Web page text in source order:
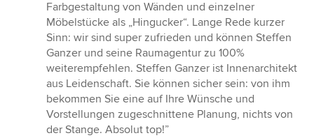
Farbgestaltung von Wänden und einzelner
Möbelstücke als „Hingucker“. Lange Rede kurzer
Sinn: wir sind super zufrieden und können Steffen
Ganzer und seine Raumagentur zu 100%
weiterempfehlen. Steffen Ganzer ist Innenarchitekt
aus Leidenschaft. Sie können sicher sein: von ihm
bekommen Sie eine auf Ihre Wünsche und
Vorstellungen zugeschnittene Planung, nichts von
der Stange. Absolut top!”